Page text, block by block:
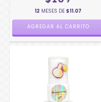
12 MESES DE $11.07